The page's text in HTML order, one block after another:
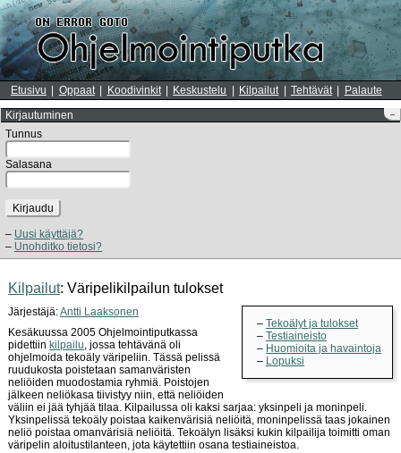
Etusivu Oppaat Koodivinkit Keskustelu Kilpailut Tehtävät Palaute
–
Kirjautuminen
Tunnus
Salasana
Kirjaudu
Uusi käyttäjä?
Unohditko tietosi?
Kilpailut: Väripelikilpailun tulokset
Tekoälyt ja tulokset
Testiaineisto
Huomioita ja havaintoja
Lopuksi
Järjestäjä:Antti Laaksonen
Kesäkuussa 2005 Ohjelmointiputkassa
pidettiin kilpailu, jossa tehtävänä oli
ohjelmoida tekoäly väripeliin. Tässä pelissä
ruudukosta poistetaan samanväristen
neliöiden muodostamia ryhmiä. Poistojen
jälkeen neliökasa tiivistyy niin, että neliöiden
väliin ei jää tyhjää tilaa. Kilpailussa oli kaksi sarjaa: yksinpeli ja moninpeli.
Yksinpelissä tekoäly poistaa kaikenvärisiä neliöitä, moninpelissä taas jokainen
neliö poistaa omanvärisiä neliöitä. Tekoälyn lisäksi kukin kilpailija toimitti oman
väripelin aloitustilanteen, jota käytettiin osana testiaineistoa.